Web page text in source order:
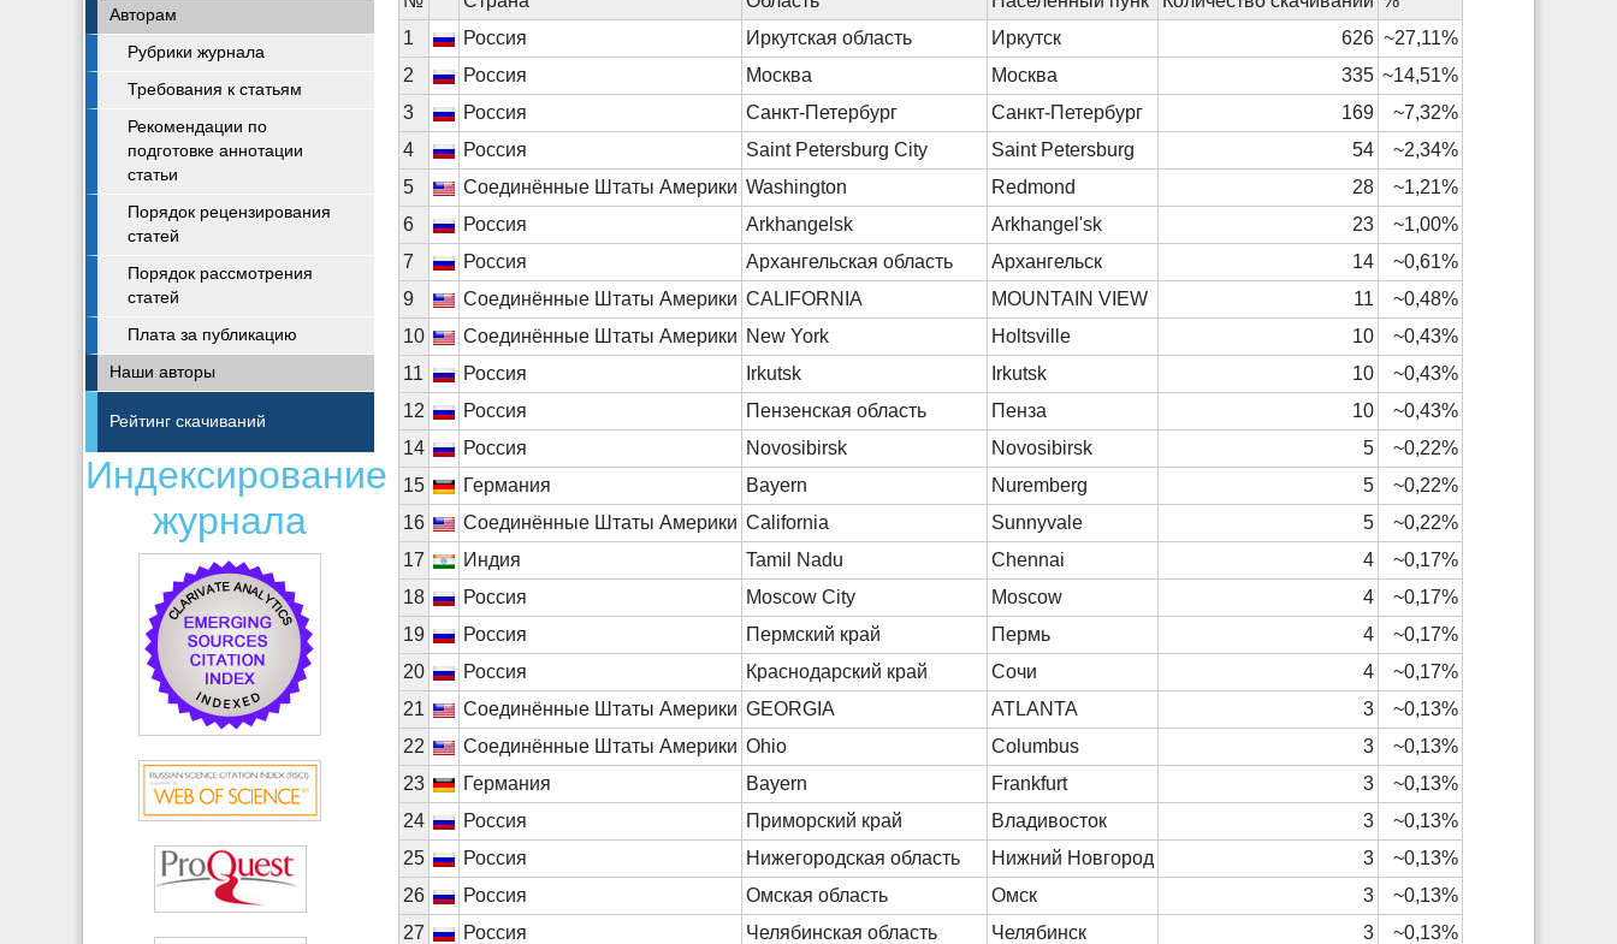
Авторам
Рубрики журнала
Требования к статьям
Рекомендации по
подготовке аннотации
статьи
Порядок рецензирования
статей
Порядок рассмотрения
статей
Плата за публикацию
Наши авторы
Рейтинг скачиваний
Индексирование
журнала
1
Россия Иркутская область Иркутск 626 ~27,11%
2
Россия Москва Москва 335 ~14,51%
3
Россия Санкт-Петербург Санкт-Петербург 169
~7,32%
4
Россия Saint Petersburg City Saint Petersburg 54
~2,34%
5
Соединённые Штаты Америки Washington Redmond 28
~1,21%
6
Россия Arkhangelsk Arkhangel'sk 23
~1,00%
7
Россия Архангельская область Архангельск 14
~0,61%
9
Соединённые Штаты Америки CALIFORNIA MOUNTAIN VIEW 11
~0,48%
10
Соединённые Штаты Америки New York Holtsville 10
~0,43%
11
Россия Irkutsk Irkutsk 10
~0,43%
12
Россия Пензенская область Пенза 10
~0,43%
14
Россия Novosibirsk Novosibirsk 5
~0,22%
15
Германия Bayern Nuremberg 5
~0,22%
16
Соединённые Штаты Америки California Sunnyvale 5
~0,22%
17
Индия Tamil Nadu Chennai 4
~0,17%
18
Россия Moscow City Moscow 4
~0,17%
19
Россия Пермский край Пермь 4
~0,17%
20
Россия Краснодарский край Сочи 4
~0,17%
21
Соединённые Штаты Америки GEORGIA ATLANTA 3
~0,13%
22
Соединённые Штаты Америки Ohio Columbus 3
~0,13%
23
Германия Bayern Frankfurt 3
~0,13%
24
Россия Приморский край Владивосток 3
~0,13%
25
Россия Нижегородская область Нижний Новгород 3
~0,13%
26
Россия Омская область Омск 3
~0,13%
27
Россия Челябинская область Челябинск 3
~0,13%